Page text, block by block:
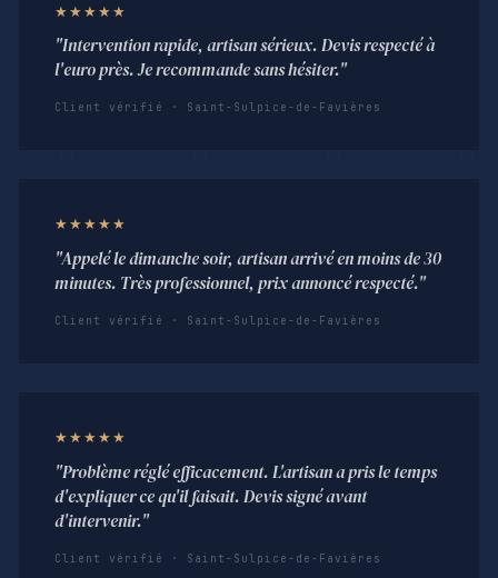
★★★★★
"Intervention rapide, artisan sérieux. Devis respecté à
l'euro près. Je recommande sans hésiter."
Client vérifié · Saint-Sulpice-de-Favières
★★★★★
"Appelé le dimanche soir, artisan arrivé en moins de 30
minutes. Très professionnel, prix annoncé respecté."
Client vérifié · Saint-Sulpice-de-Favières
★★★★★
"Problème réglé efficacement. L'artisan a pris le temps
d'expliquer ce qu'il faisait. Devis signé avant
d'intervenir."
Client vérifié · Saint-Sulpice-de-Favières